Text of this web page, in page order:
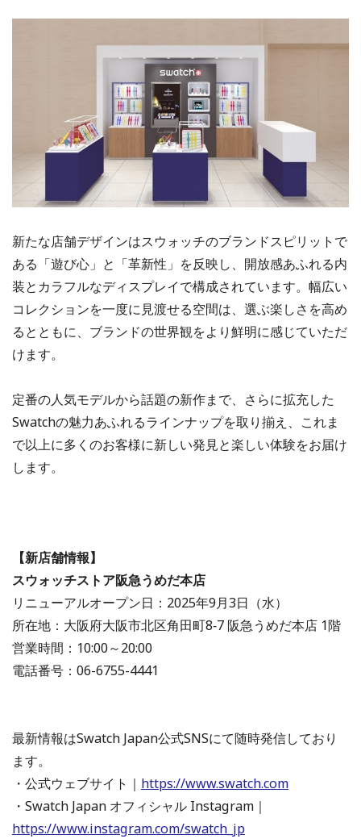
新たな店舗デザインはスウォッチのブランドスピリットで
ある「遊び心」と「革新性」を反映し、開放感あふれる内
装とカラフルなディスプレイで構成されています。幅広い
コレクションを一度に見渡せる空間は、選ぶ楽しさを高め
るとともに、ブランドの世界観をより鮮明に感じていただ
けます。
定番の人気モデルから話題の新作まで、さらに拡充した
Swatchの魅力あふれるラインナップを取り揃え、これま
で以上に多くのお客様に新しい発見と楽しい体験をお届け
します。
【新店舗情報】
スウォッチストア阪急うめだ本店
リニューアルオープン日：2025年9月3日（水）
所在地：大阪府大阪市北区角田町8‑7 阪急うめだ本店 1階
営業時間：10:00～20:00
電話番号：06-6755-4441
最新情報はSwatch Japan公式SNSにて随時発信しており
ます。
・公式ウェブサイト｜ https://www.swatch.com
・Swatch Japan オフィシャル Instagram｜
https://www.instagram.com/swatch_jp